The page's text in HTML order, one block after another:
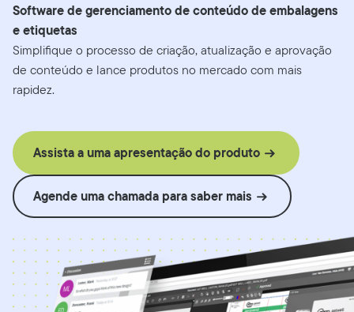
Software de gerenciamento de conteúdo de embalagens
e etiquetas
Simplifique o processo de criação, atualização e aprovação
de conteúdo e lance produtos no mercado com mais
rapidez.
Assista a uma apresentação do produto
Agende uma chamada para saber mais